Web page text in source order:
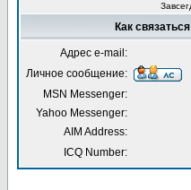
Как
Адрес e-mail:
Личное сообщение:
MSN Messenger:
Yahoo Messenger:
AIM Address:
ICQ Number: